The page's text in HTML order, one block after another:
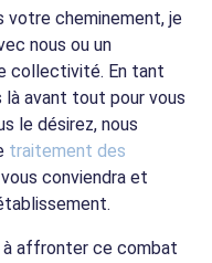
votre cheminement, je
nous ou un
collectivité. En tant
là avant tout pour vous
le désirez, nous
traitement des
conviendra et
à affronter ce combat